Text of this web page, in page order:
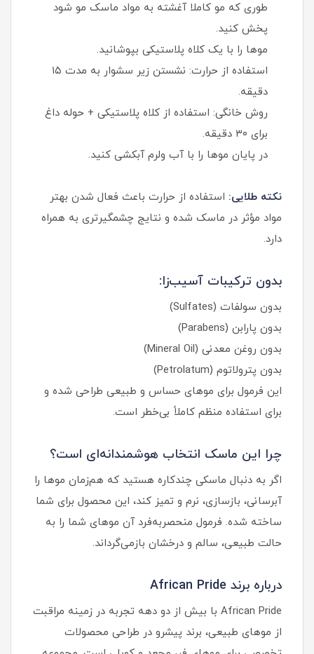
طوری که مو کاملا آغشته به مواد ماسک مو شود
پخش کنید.
موها را با یک کلاه پلاستیکی بپوشانید.
استفاده از حرارت: نشستن زیر سشوار به مدت ۱۵
دقیقه.
روش خانگی: استفاده از کلاه پلاستیکی + حوله داغ
برای ۳۰ دقیقه.
در پایان موها را با آب ولرم آبکشی کنید.
نکته طلایی: استفاده از حرارت باعث فعال شدن بهتر
مواد مؤثر در ماسک شده و نتایج چشمگیرتری به همراه
دارد.
بدون ترکیبات آسیب‌زا:
بدون سولفات (Sulfates)
بدون پارابن (Parabens)
بدون روغن معدنی (Mineral Oil)
بدون پترولاتوم (Petrolatum)
این فرمول برای موهای حساس و طبیعی طراحی شده و
برای استفاده منظم کاملاً بی‌خطر است.
چرا این ماسک انتخاب هوشمندانه‌ای است؟
اگر به دنبال ماسکی چندکاره هستید که هم‌زمان موها را
آبرسانی، بازسازی، نرم و تمیز کند، این محصول برای شما
ساخته شده. فرمول منحصر‌به‌فرد آن موهای شما را به
حالت طبیعی، سالم و درخشان بازمی‌گرداند.
درباره برند African Pride
African Pride با بیش از دو دهه تجربه در زمینه مراقبت
از موهای طبیعی، برند پیشرو در طراحی محصولات